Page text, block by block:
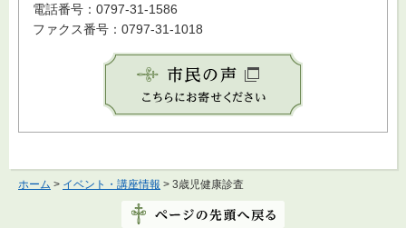
電話番号：0797-31-1586
ファクス番号：0797-31-1018
ホーム > イベント・講座情報 > 3歳児健康診査